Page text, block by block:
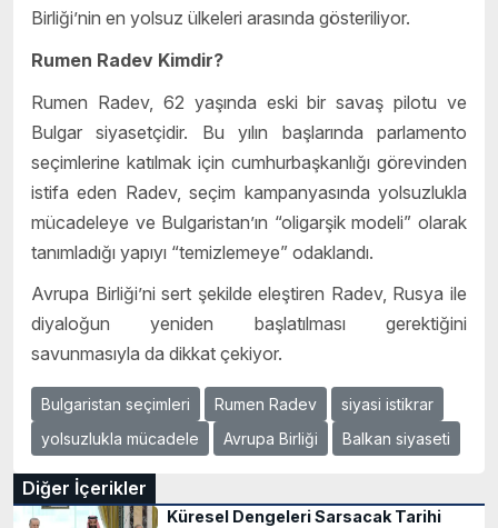
Birliği’nin en yolsuz ülkeleri arasında gösteriliyor.
Rumen Radev Kimdir?
Rumen Radev, 62 yaşında eski bir savaş pilotu ve
Bulgar siyasetçidir. Bu yılın başlarında parlamento
seçimlerine katılmak için cumhurbaşkanlığı görevinden
istifa eden Radev, seçim kampanyasında yolsuzlukla
mücadeleye ve Bulgaristan’ın “oligarşik modeli” olarak
tanımladığı yapıyı “temizlemeye” odaklandı.
Avrupa Birliği’ni sert şekilde eleştiren Radev, Rusya ile
diyaloğun yeniden başlatılması gerektiğini
savunmasıyla da dikkat çekiyor.
Bulgaristan seçimleri Rumen Radev
siyasi istikrar
yolsuzlukla mücadele
Avrupa Birliği Balkan siyaseti
Diğer İçerikler
Küresel Dengeleri Sarsacak Tarihi